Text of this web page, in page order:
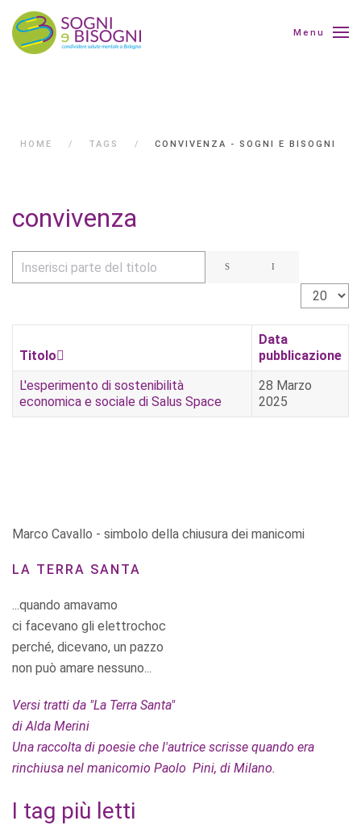
Menu
HOME TAGS CONVIVENZA - SOGNI E BISOGNI
convivenza
Inserisci parte del titolo
Visualizza
Titolo
Data
pubblicazione
L'esperimento di sostenibilità
economica e sociale di Salus Space
28 Marzo
2025
Marco Cavallo - simbolo della chiusura dei manicomi
LA TERRA SANTA
...quando amavamo
ci facevano gli elettrochoc
perché, dicevano, un pazzo
non può amare nessuno...
Versi tratti da "La Terra Santa"
di Alda Merini
Una raccolta di poesie che l'autrice scrisse quando era
rinchiusa nel manicomio Paolo Pini, di Milano.
I tag più letti